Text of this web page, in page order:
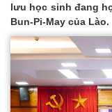
lưu học sinh đang
Bun-Pi-May của Lào.